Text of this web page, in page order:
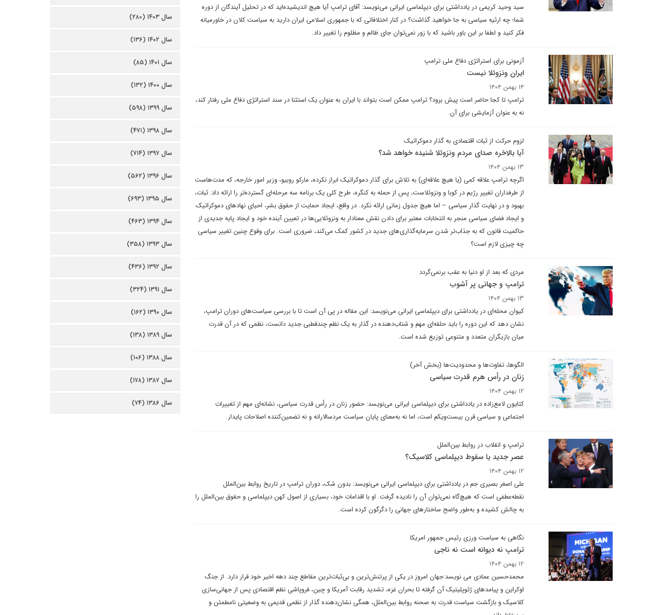
سید وحید کریمی در یادداشتی برای دیپلماسی ایرانی می‌نویسد: آقای ترامپ آیا هیچ اندیشیده‌اید که در تحلیل آیندگان از دوره
شما؛ چه ارثیه‌ سیاسی به جا خواهید گذاشت؟ در کنار اختلافاتی که با جمهوری اسلامی ایران دارید به سیاست کلان در خاورمیانه
فکر کنید و لطفا بر این باور باشید که با زور نمی‌توان جای ظالم و مظلوم را تغییر داد.
آزمونی برای استراتژی دفاع ملی ترامپ
ایران ونزوئلا نیست
۱۴ بهمن ۱۴۰۴
ترامپ تا کجا حاضر است پیش برود؟ ترامپ ممکن است بتواند با ایران به عنوان یک استثنا در سند استراتژی دفاع ملی رفتار کند،
نه به عنوان آزمایشی برای آن.
لزوم حرکت از ثبات اقتصادی به گذار دموکراتیک
آیا بالاخره صدای مردم ونزوئلا شنیده خواهد شد؟
۱۳ بهمن ۱۴۰۴
اگرچه ترامپ علاقه کمی (یا هیچ علاقه‌ای) به تلاش برای گذار دموکراتیک ابراز نکرده، مارکو روبیو، وزیر امور خارجه، که مدت‌هاست
از طرفداران تغییر رژیم در کوبا و ونزوئلاست، پس از حمله به کنگره، طرح کلی یک برنامه سه مرحله‌ای گسترده‌تر را ارائه داد: ثبات،
بهبود و در نهایت گذار سیاسی – اما هیچ جدول زمانی ارائه نکرد. در واقع، ایجاد حمایت از حقوق بشر، احیای نهادهای دموکراتیک
و ایجاد فضای سیاسی منجر به انتخابات معتبر برای دادن نقش معنادار به ونزوئلایی‌ها در تعیین آینده خود و ایجاد پایه جدیدی از
حاکمیت قانون که به جذاب‌تر شدن سرمایه‌گذاری‌های جدید در کشور کمک می‌کند، ضروری است. برای وقوع چنین تغییر سیاسی
چه چیزی لازم است؟
مردی که بعد از او دنیا به عقب برنمی‌گردد
ترامپ و جهانی پر آشوب
۱۳ بهمن ۱۴۰۴
کیوان محله‌ای در یادداشتی برای دیپلماسی ایرانی می‌نویسد: این مقاله در پی آن است تا با بررسی سیاست‌های دوران ترامپ،
نشان دهد که این دوره را باید حلقه‌ای مهم و شتاب‌دهنده در گذار به یک نظم چندقطبی جدید دانست، نظمی که در آن قدرت
میان بازیگران متعدد و متنوعی توزیع شده است.
الگوها، تفاوت‌ها و محدودیت‌ها (بخش آخر)
زنان در رأس هرم قدرت سیاسی
۱۲ بهمن ۱۴۰۴
کتایون لامع‌زاده در یادداشتی برای دیپلماسی ایرانی می‌نویسد: حضور زنان در رأس قدرت سیاسی، نشانه‌ای مهم از تغییرات
اجتماعی و سیاسی قرن بیست‌ویکم است، اما نه به‌معنای پایان سیاست مردسالارانه و نه تضمین‌کننده اصلاحات پایدار.
ترامپ و انقلاب در روابط بین‌الملل
عصر جدید یا سقوط دیپلماسی کلاسیک؟
۱۲ بهمن ۱۴۰۴
علی اصغر بصیری جم در یادداشتی برای دیپلماسی ایرانی می‌نویسد: بدون شک، دوران ترامپ در تاریخ روابط بین‌الملل
نقطه‌عطفی است که هیچ‌گاه نمی‌توان آن را نادیده گرفت. او با اقدامات خود، بسیاری از اصول کهن دیپلماسی و حقوق بین‌الملل را
به چالش کشیده و به‌طور واضح ساختارهای جهانی را دگرگون کرده است.
نگاهی به سیاست ورزی رئیس جمهور امریکا
ترامپ نه دیوانه است نه ناجی
۱۲ بهمن ۱۴۰۴
محمد‌حسین عمادی می نویسد:جهان امروز در یکی از پرتنش‌ترین و بی‌ثبات‌ترین مقاطع چند دهه اخیر خود قرار دارد. از جنگ
اوکراین و پیامدهای ژئوپلیتیک آن گرفته تا بحران غزه، تشدید رقابت آمریکا و چین، فروپاشی نظم اقتصادی پس از جهانی‌سازی
کلاسیک و بازگشت سیاست قدرت به صحنه روابط بین‌الملل، همگی نشان‌دهنده گذار از نظمی قدیمی به وضعیتی نامطمئن و
سال ۱۴۰۳ (۲۸۰)
سال ۱۴۰۲ (۱۳۶)
سال ۱۴۰۱ (۸۵)
سال ۱۴۰۰ (۱۳۲)
سال ۱۳۹۹ (۵۹۸)
سال ۱۳۹۸ (۴۷۱)
سال ۱۳۹۷ (۷۱۴)
سال ۱۳۹۶ (۵۶۲)
سال ۱۳۹۵ (۶۹۳)
سال ۱۳۹۴ (۴۶۳)
سال ۱۳۹۳ (۳۵۸)
سال ۱۳۹۲ (۴۳۶)
سال ۱۳۹۱ (۳۲۴)
سال ۱۳۹۰ (۱۶۲)
سال ۱۳۸۹ (۱۳۸)
سال ۱۳۸۸ (۱۰۶)
سال ۱۳۸۷ (۱۷۸)
سال ۱۳۸۶ (۷۴)